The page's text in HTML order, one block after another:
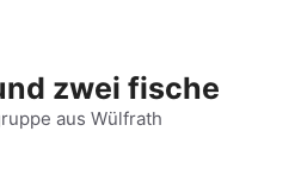
zwei fische
aus Wülfrath